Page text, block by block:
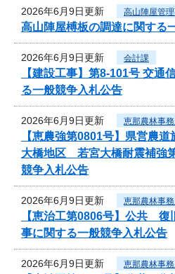
2026年6月9日更新 高山陣屋管
高山陣屋榑板の調達に関する
2026年6月9日更新 会計課
【建設工事】第8-101号 交通
る一般競争入札公告
2026年6月9日更新 恵那農林事
【恵農強第0801号】県営農
大橋地区 若宮大橋耐震補強
競争入札公告
2026年6月9日更新 恵那農林事
【恵治工第0806号】公共
事に関する一般競争入札公告
2026年6月9日更新 恵那農林事